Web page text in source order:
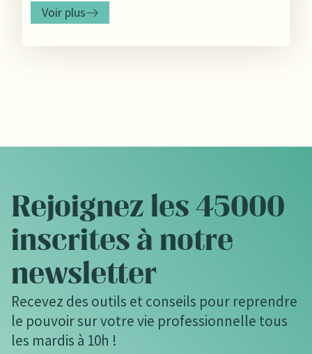
Voir plus
Rejoignez les 45000
inscrites à notre
newsletter
Recevez des outils et conseils pour reprendre
le pouvoir sur votre vie professionnelle tous
les mardis à 10h !